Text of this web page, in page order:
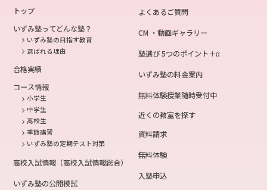
トップ
いずみ塾ってどんな塾？
いずみ塾の目指す教育
選ばれる理由
合格実績
コース情報
小学生
中学生
高校生
季節講習
いずみ塾の定期テスト対策
高校入試情報（高校入試情報総合）
いずみ塾の公開模試
よくあるご質問
CM ・動画ギャラリー
塾選び 5つのポイント＋α
いずみ塾の料金案内
無料体験授業随時受付中
近くの教室を探す
資料請求
無料体験
入塾申込